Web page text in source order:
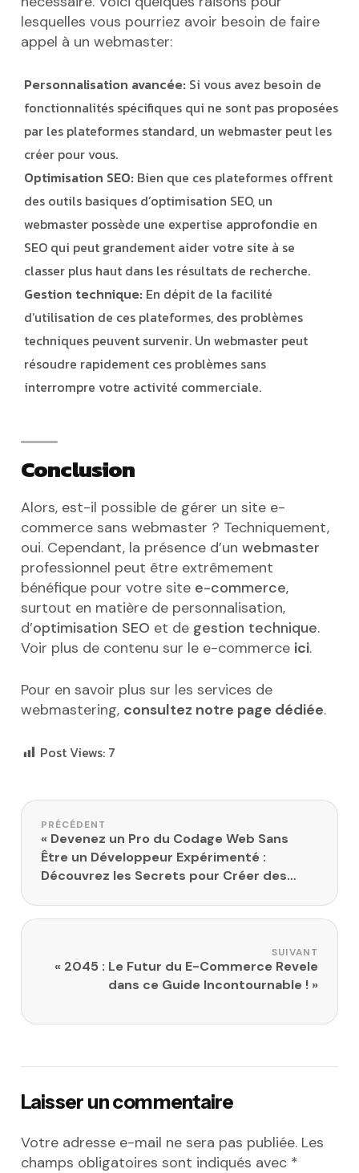
lesquelles vous pourriez avoir besoin de faire
appel à un webmaster:
Personnalisation avancée: Si vous avez besoin de
fonctionnalités spécifiques qui ne sont pas proposées
par les plateformes standard, un webmaster peut les
créer pour vous.
Optimisation SEO: Bien que ces plateformes offrent
des outils basiques d’optimisation SEO, un
webmaster possède une expertise approfondie en
SEO qui peut grandement aider votre site à se
classer plus haut dans les résultats de recherche.
Gestion technique: En dépit de la facilité
d’utilisation de ces plateformes, des problèmes
techniques peuvent survenir. Un webmaster peut
résoudre rapidement ces problèmes sans
interrompre votre activité commerciale.
Conclusion
Alors, est-il possible de gérer un site e-
commerce sans webmaster ? Techniquement,
oui. Cependant, la présence d’un webmaster
professionnel peut être extrêmement
bénéfique pour votre site e-commerce,
surtout en matière de personnalisation,
d’optimisation SEO et de gestion technique.
Voir plus de contenu sur le e-commerce ici.
Pour en savoir plus sur les services de
webmastering, consultez notre page dédiée.
Post Views: 7
Navigation de l’article
PRÉCÉDENT
« Devenez un Pro du Codage Web Sans
Être un Développeur Expérimenté :
Découvrez les Secrets pour Créer des
SUIVANT
« 2045 : Le Futur du E-Commerce Revele
dans ce Guide Incontournable ! »
Laisser un commentaire
Votre adresse e-mail ne sera pas publiée. Les
champs obligatoires sont indiqués avec *